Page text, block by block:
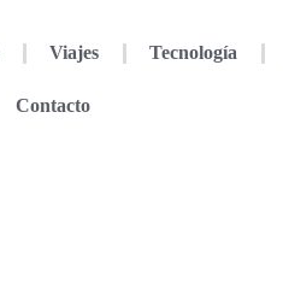
Viajes Tecnología
Contacto